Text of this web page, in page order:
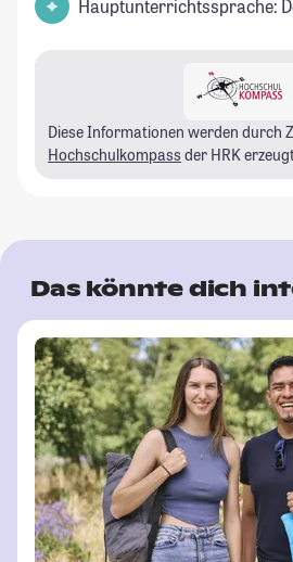
Hauptunterrichtssprache:
Diese Informationen werden durch
Hochschulkompass der HRK
Das könnte dich